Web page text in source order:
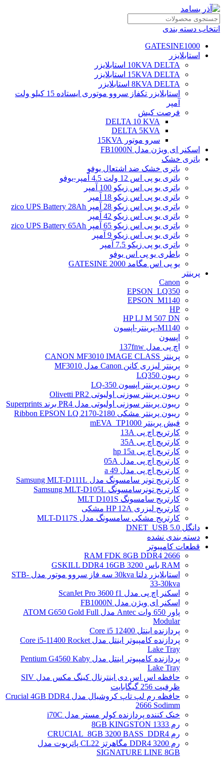
انتخاب دسته بندی
GATESINE1000
استابلایزر
10KVA DELTA استابلایزر
15KVA DELTA استابلایزر
8KVA DELTA استابلایزر
استابلایزر تکفاز سروو موتوری ایستاده 15 کیلو ولت
آمپر
فرصت کیش
DELTA 10 KVA
DELTA 5KVA
سرو موتور 15KVA
اسکنر ای ویژن مدل FB1000N
باتری خشک
باتری خشک ضد اشتعال یوفو
باتری یو پی اس 12 ولت 4.5 آمپر-یوفو
باتری یو پی اس زیکو 100 آمپر
باتری یو پی اس زیکو 18 آمپر
باتری یو پی اس زیکو 28 آمپر zico UPS Battery 28Ah
باتری یو پی اس زیکو 42 آمپر
باتری یو پی اس زیکو 65 آمپر zico UPS Battery 65Ah
باتری یو پی اس زیکو 9 آمپر
باتری یو پی زیکو 7.5 آمپر
باطری یو پی اس یوفو
یو پی اس مگامد GATESINE 2000
پرینتر
Canon
EPSON_LQ350
EPSON_M1140
HP
HP LJ M 507 DN
M1140-پرینتر-اپسون
اپسون
اچ پی مدل 137fnw
پرینتر CANON MF3010 IMAGE CLASS
پرینتر لیزری کانن Canon مدل MF3010
ریبون LQ350
ریبون پرینتر اپسون LQ-350
ریبون پرینتر سوزنی اولیوتی Olivetti PR2
ریبون پرینتر سوزنی اولیوتی مدل PR4 برند Superprints
ریبون پرینتر مشکی Ribbon EPSON LQ 2170-2180
فیش پرینتر mEVA_TP1000
کارتریج اچ پی 13A
کارتریج اچ پی 35A
کارتریج اچ پی hp 15a
کارتریج اچ پی مدل 05A
کارتریج اچ پی مدل 49 a
کارتریج تونر سامسونگ مدل Samsung MLT-D111L
کارتریج تونرسامسونگ Samsung MLT-D105L
کارتریج سامسونگ MLT D101S
کارتریج لیزری HP 12A مشکی
کارتریج مشکی سامسونگ مدل MLT-D117S
دانگل DNET_USB 5.0
دسته بندی نشده
قطعات کامپیوتر
RAM FDK 8GB DDR4 2666
RAM باس 3200 GSKILL DDR4 16GB
استابلایزر دلتا 30kva سه فاز سروو موتور مدل STB-
33-30kva
اسکنر اچ پی مدل ScanJet Pro 3600 f1
اسکنر ای ویژن مدل FB1000N
پاور 650 وات Antec مدل ATOM G650 Gold Full
Modular
پردازنده اینتل Core i5 12400
پردازنده کامپیوتر اینتل مدل Core i5-11400 Rocket
Lake Tray
پردازنده کامپیوتر اینتل مدل Pentium G4560 Kaby
Lake Tray
حافظه اس اس دی اینترنال کینگ مکس مدل SIV
ظرفیت 256 گیگابایت
حافظه رم لپ تاپ کروشیال مدل Crucial 4GB DDR4
2666 Sodimm
خنک کننده پردازنده کولر مستر مدل i70C
رم 1333 8GB KINGSTON
رم CRUCIAL_8GB 3200 BASS_DDR4
رم DDR4 3200 مگاهرتز CL22 پاتریوت مدل
SIGNATURE LINE 8GB